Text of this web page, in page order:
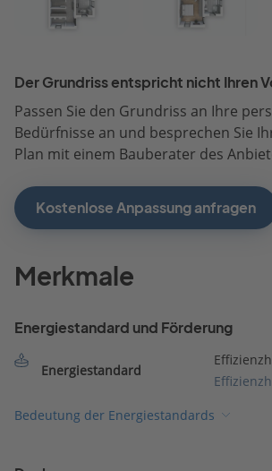
Der Grundriss entspricht nicht Ihren
Passen Sie den Grundriss an Ihre
Bedürfnisse an und besprechen Sie
Plan mit einem Bauberater des
Kostenlose Anpassung anfragen
Merkmale
Energiestandard und Förderung
Energiestandard
Bedeutung der Energiestandards